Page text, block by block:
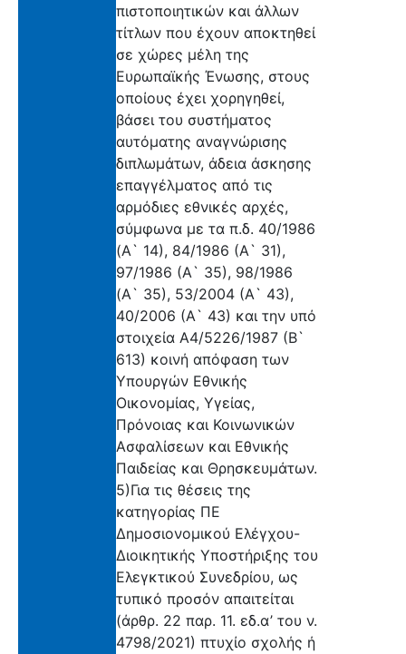
πιστοποιητικών και άλλων
τίτλων που έχουν αποκτηθεί
σε χώρες μέλη της
Ευρωπαϊκής Ένωσης, στους
οποίους έχει χορηγηθεί,
βάσει του συστήματος
αυτόματης αναγνώρισης
διπλωμάτων, άδεια άσκησης
επαγγέλματος από τις
αρμόδιες εθνικές αρχές,
σύμφωνα με τα π.δ. 40/1986
(Α` 14), 84/1986 (Α` 31),
97/1986 (Α` 35), 98/1986
(Α` 35), 53/2004 (Α` 43),
40/2006 (Α` 43) και την υπό
στοιχεία Α4/5226/1987 (Β`
613) κοινή απόφαση των
Υπουργών Εθνικής
Οικονομίας, Υγείας,
Πρόνοιας και Κοινωνικών
Ασφαλίσεων και Εθνικής
Παιδείας και Θρησκευμάτων.
5)Για τις θέσεις της
κατηγορίας ΠΕ
Δημοσιονομικού Ελέγχου-
Διοικητικής Υποστήριξης του
Ελεγκτικού Συνεδρίου, ως
τυπικό προσόν απαιτείται
(άρθρ. 22 παρ. 11. εδ.α’ του ν.
4798/2021) πτυχίο σχολής ή